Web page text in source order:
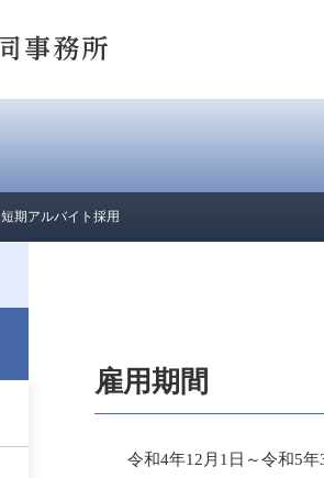
短期アルバイト採用
雇用期間
令和4年12月1日～令和5年